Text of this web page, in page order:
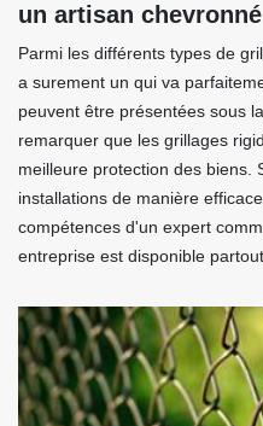
un artisan
Parmi les différents types de
a surement un qui va
peuvent être présentées sous
remarquer que les grillages
meilleure protection des biens.
installations de manière
compétences d'un expert
entreprise est disponible